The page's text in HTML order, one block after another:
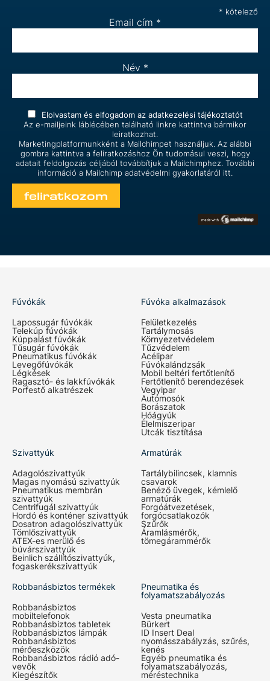
* kötelező
Email cím *
Név *
Elolvastam és elfogadom az adatkezelési tájékoztatót
Az e-mailjeink láblécében található linkre kattintva bármikor
leiratkozhat.
Marketingplatformunkként a Mailchimpet használjuk. Az alábbi
gombra kattintva a feliratkozáshoz Ön tudomásul veszi, hogy
adatait feldolgozás céljából továbbítjuk a Mailchimphez. További
információ a Mailchimp adatvédelmi gyakorlatáról itt.
Fúvókák
Lapossugár fúvókák
Telekúp fúvókák
Kúppalást fúvókák
Tűsugár fúvókák
Pneumatikus fúvókák
Levegőfúvókák
Légkések
Ragasztó- és lakkfúvókák
Porfestő alkatrészek
Fúvóka alkalmazások
Felületkezelés
Tartálymosás
Környezetvédelem
Tűzvédelem
Acélipar
Fúvókalándzsák
Mobil beltéri fertőtlenítő
Fertőtlenítő berendezések
Vegyipar
Autómosók
Borászatok
Hóágyúk
Élelmiszeripar
Utcák tisztítása
Szivattyúk
Adagolószivattyúk
Magas nyomású szivattyúk
Pneumatikus membrán
szivattyúk
Centrifugál szivattyúk
Hordó és konténer szivattyúk
Dosatron adagolószivattyúk
Tömlőszivattyúk
ATEX-es merülő és
búvárszivattyúk
Beinlich szállítószivattyúk,
fogaskerékszivattyúk
Armatúrák
Tartálybilincsek, klamnis
csavarok
Benéző üvegek, kémlelő
armatúrák
Forgóátvezetések,
forgócsatlakozók
Szűrők
Áramlásmérők,
tömegárammérők
Robbanásbiztos termékek
Robbanásbiztos
mobiltelefonok
Robbanásbiztos tabletek
Robbanásbiztos lámpák
Robbanásbiztos
mérőeszközök
Robbanásbiztos rádió adó-
vevők
Kiegészítők
Pneumatika és
folyamatszabályozás
Vesta pneumatika
Bürkert
ID Insert Deal
nyomásszabályzás, szűrés,
kenés
Egyéb pneumatika és
folyamatszabályozás,
méréstechnika